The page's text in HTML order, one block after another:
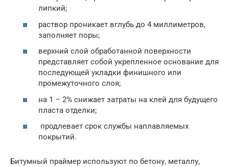
липкий;
раствор проникает вглубь до 4 миллиметров,
заполняет поры;
верхний слой обработанной поверхности
представляет собой укрепленное основание для
последующей укладки финишного или
промежуточного слоя;
на 1 – 2% снижает затраты на клей для будущего
пласта отделки;
продлевает срок службы наплавляемых
покрытий.
Битумный праймер используют по бетону, металлу,